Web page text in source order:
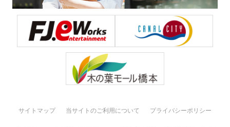
サイトマップ 当サイトのご利用について プライバシーポリシー